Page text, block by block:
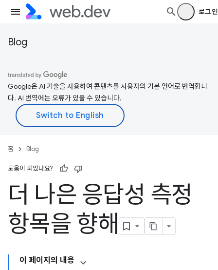
로그인
Blog
Google은 AI 기술을 사용하여 콘텐츠를 사용자의 기본 언어로 번역합니
다. AI 번역에는 오류가 있을 수 있습니다.
홈 Blog
도움이 되었나요?
더 나은 응답성 측정
항목을 향해
이 페이지의 내용